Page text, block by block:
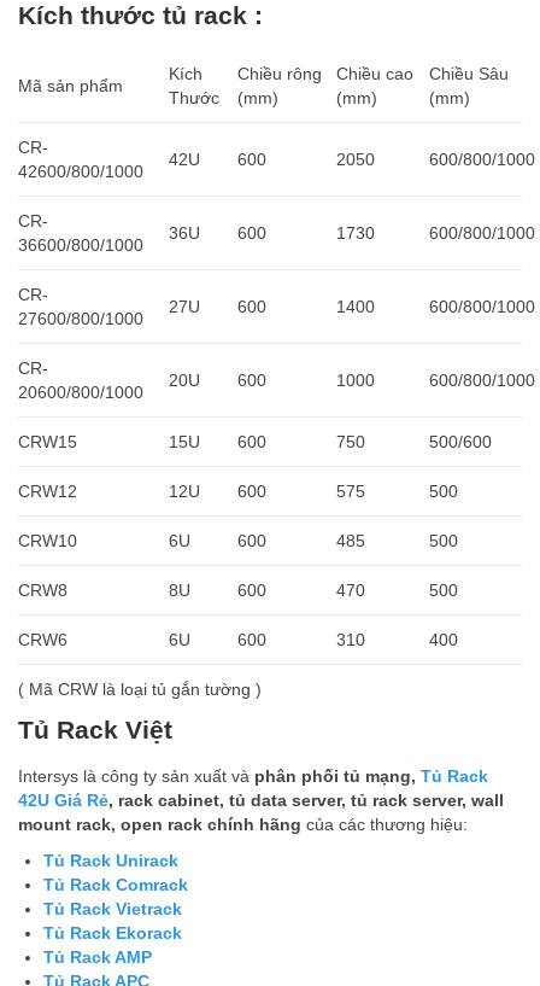
Kích thước tủ rack :
Mã sản phẩm
Kích
Thước
Chiều rông
(mm)
Chiều cao
(mm)
Chiều Sâu
(mm)
CR-
42600/800/1000
42U 600 2050 600/800/1000
CR-
36600/800/1000
36U 600 1730 600/800/1000
CR-
27600/800/1000
27U 600 1400 600/800/1000
CR-
20600/800/1000
20U 600 1000 600/800/1000
CRW15 15U 600 750 500/600
CRW12 12U 600 575 500
CRW10 6U 600 485 500
CRW8 8U 600 470 500
CRW6 6U 600 310 400
( Mã CRW là loại tủ gắn tường )
Tủ Rack Việt
Intersys là công ty sản xuất và phân phối tủ mạng, Tủ Rack
42U Giá Rẻ, rack cabinet, tủ data server, tủ rack server, wall
mount rack, open rack chính hãng của các thương hiệu:
Tủ Rack Unirack
Tủ Rack Comrack
Tủ Rack Vietrack
Tủ Rack Ekorack
Tủ Rack AMP
Tủ Rack APC